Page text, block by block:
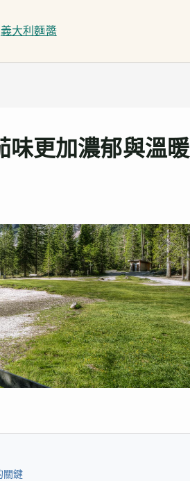
義大利麵醬
味更加濃郁與溫暖
關鍵